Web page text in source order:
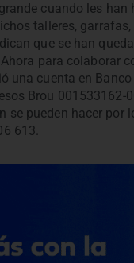
cuando les han
talleres,
que se han
para colaborar
una cuenta en
Brou 001533162-
se pueden hacer por
613.